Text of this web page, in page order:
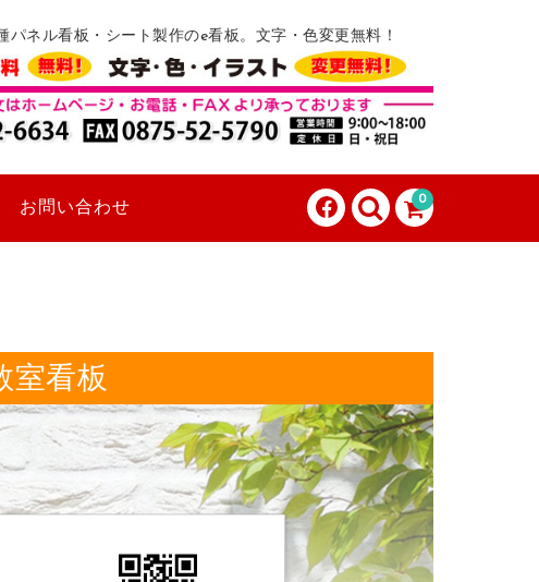
パネル看板・シート製作のe看板。文字・色変更無料！
0
お問い合わせ
室看板